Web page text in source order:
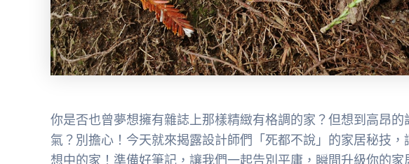
你是否也曾夢想擁有雜誌上那樣精緻有格調的家？但想到高昂
氣？別擔心！今天就來揭露設計師們「死都不說」的家居秘技
想中的家！準備好筆記，讓我們一起告別平庸，瞬間升級你的家